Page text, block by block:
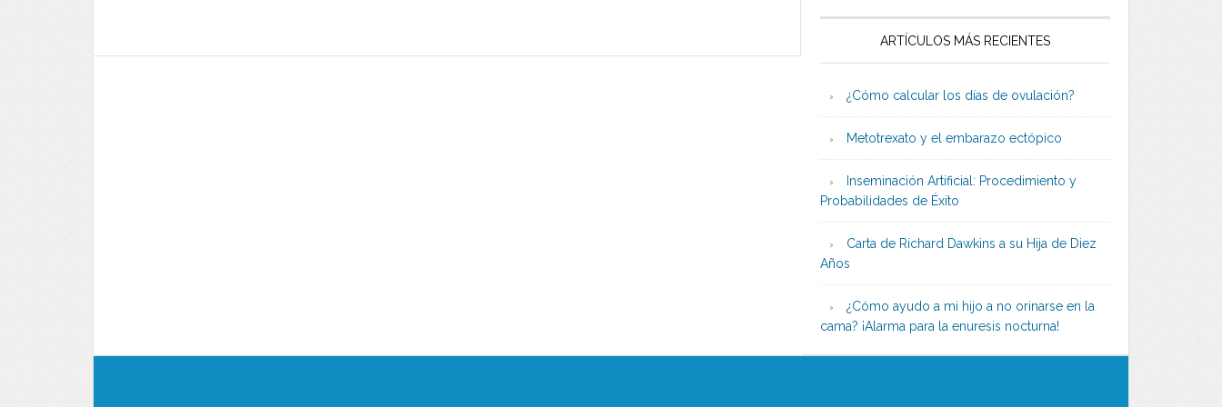
ARTÍCULOS MÁS RECIENTES
¿Cómo calcular los días de ovulación?
Metotrexato y el embarazo ectópico
Inseminación Artificial: Procedimiento y
Probabilidades de Éxito
Carta de Richard Dawkins a su Hija de Diez
Años
¿Cómo ayudo a mi hijo a no orinarse en la
cama? ¡Alarma para la enuresis nocturna!